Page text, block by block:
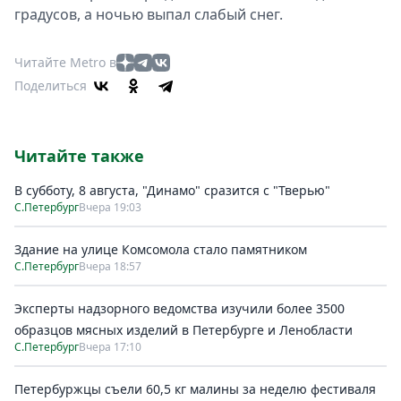
градусов, а ночью выпал слабый снег.
Читайте Metro в
Поделиться
Читайте также
В субботу, 8 августа, "Динамо" сразится с "Тверью"
С.ПетербургВчера 19:03
Здание на улице Комсомола стало памятником
С.ПетербургВчера 18:57
Эксперты надзорного ведомства изучили более 3500
образцов мясных изделий в Петербурге и Ленобласти
С.ПетербургВчера 17:10
Петербуржцы съели 60,5 кг малины за неделю фестиваля